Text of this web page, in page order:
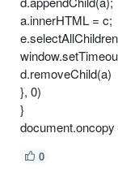
a.innerHTML = c;
d.removeChild(a)
}, 0)
}
document.oncopy
0